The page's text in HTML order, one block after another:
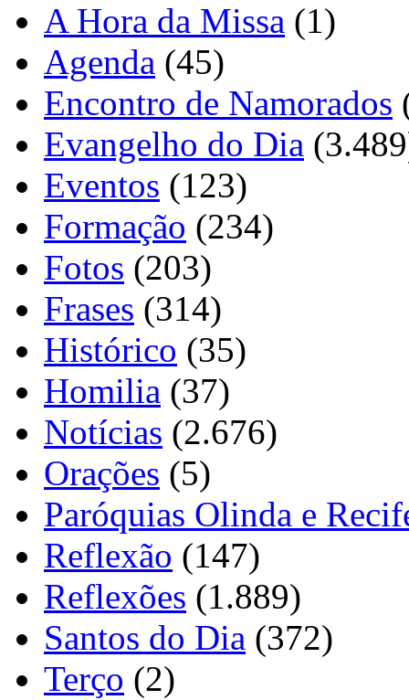
A Hora da Missa (1)
Agenda (45)
Encontro de Namorados
Evangelho do Dia
Eventos (123)
Formação (234)
Fotos (203)
Frases (314)
Histórico (35)
Homilia (37)
Notícias (2.676)
Orações (5)
Paróquias Olinda e
Reflexão (147)
Reflexões (1.889)
Santos do Dia (372)
Terço (2)